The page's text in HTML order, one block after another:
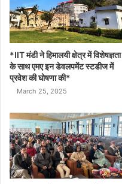
*IIT मंडी ने हिमालयी क्षेत्र में विशेषज्ञता
के साथ एमए इन डेवलपमेंट स्टडीज में
प्रवेश की घोषणा की*
March 25, 2025